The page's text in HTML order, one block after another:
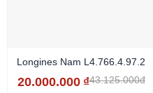
Longines Nam L4.766.4.97.2
20.000.000 ₫43.125.000đ